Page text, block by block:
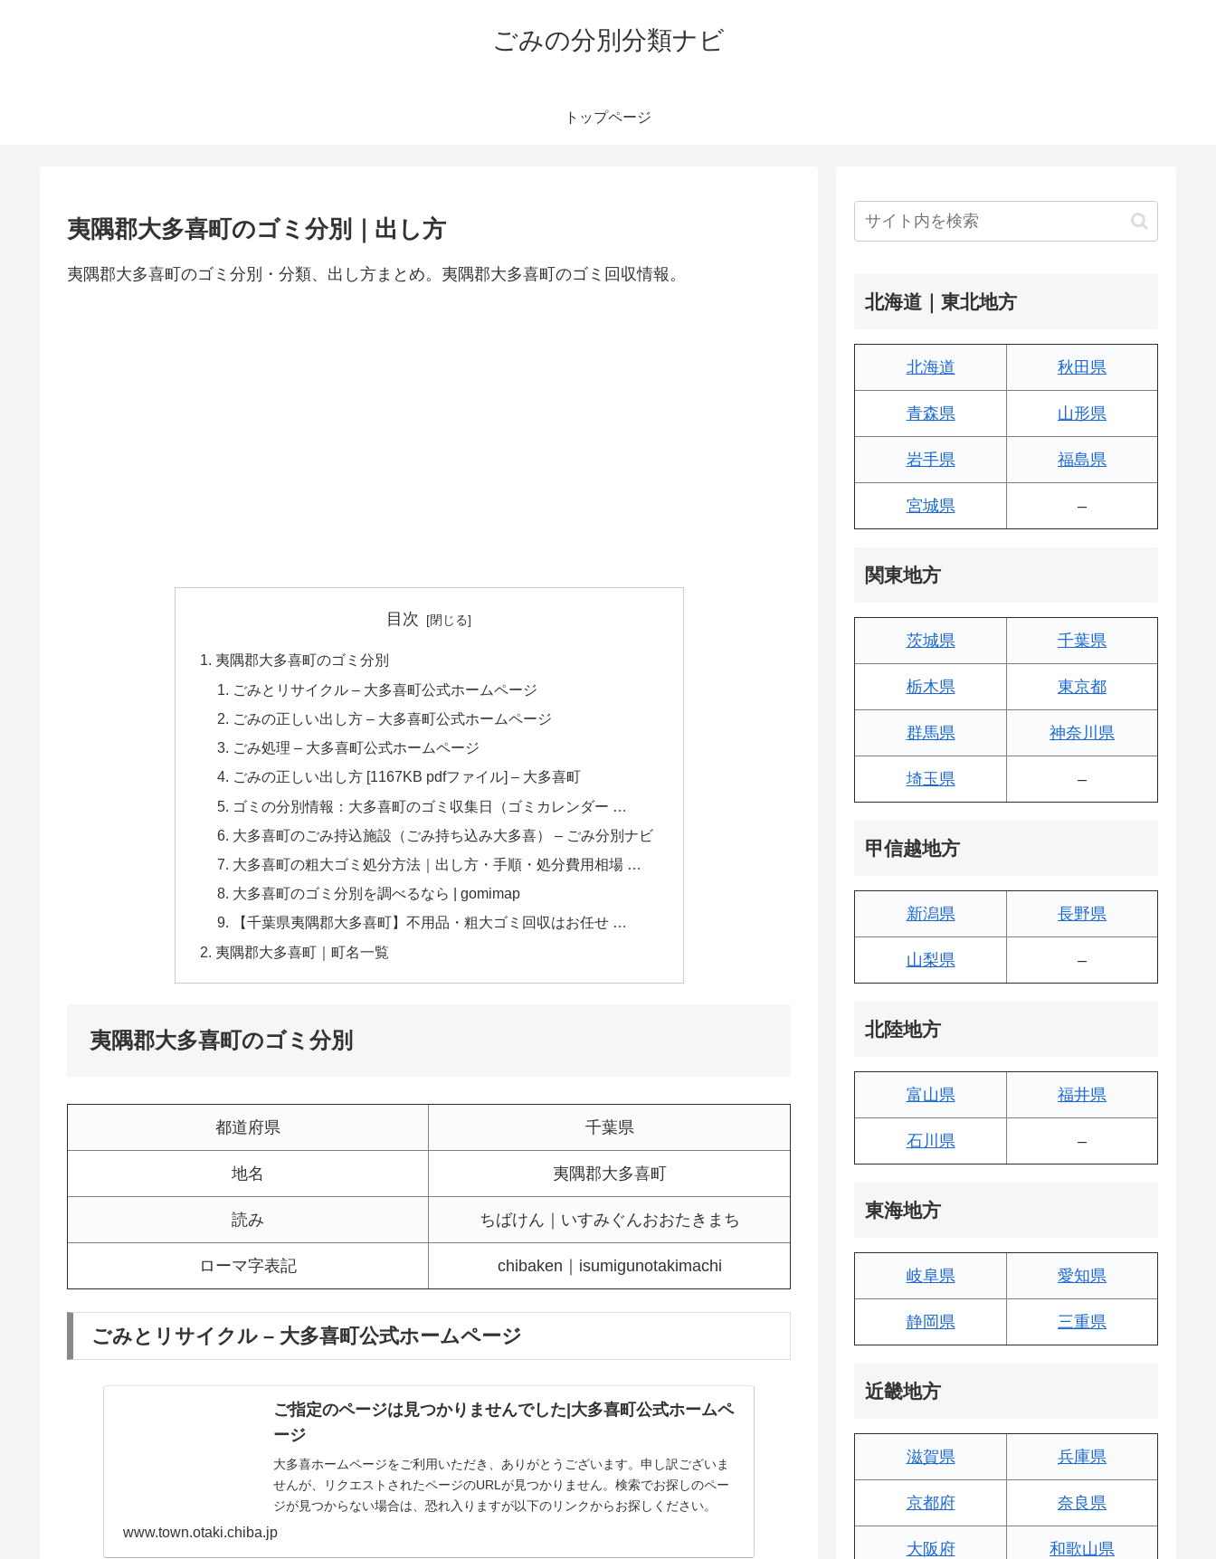
ごみの分別分類ナビ
トップページ
夷隅郡大多喜町のゴミ分別｜出し方
夷隅郡大多喜町のゴミ分別・分類、出し方まとめ。夷隅郡大多喜町のゴミ回収情報。
目次
夷隅郡大多喜町のゴミ分別
ごみとリサイクル – 大多喜町公式ホームページ
ごみの正しい出し方 – 大多喜町公式ホームページ
ごみ処理 – 大多喜町公式ホームページ
ごみの正しい出し方 [1167KB pdfファイル] – 大多喜町
ゴミの分別情報：大多喜町のゴミ収集日（ゴミカレンダー …
大多喜町のごみ持込施設（ごみ持ち込み大多喜） – ごみ分別ナビ
大多喜町の粗大ゴミ処分方法｜出し方・手順・処分費用相場 …
大多喜町のゴミ分別を調べるなら | gomimap
【千葉県夷隅郡大多喜町】不用品・粗大ゴミ回収はお任せ …
夷隅郡大多喜町｜町名一覧
夷隅郡大多喜町のゴミ分別
都道府県 千葉県
地名 夷隅郡大多喜町
読み ちばけん｜いすみぐんおおたきまち
ローマ字表記 chibaken｜isumigunotakimachi
ごみとリサイクル – 大多喜町公式ホームページ
ご指定のページは見つかりませんでした|大多喜町公式ホームペ
ージ
大多喜ホームページをご利用いただき、ありがとうございます。申し訳ございま
せんが、リクエストされたページのURLが見つかりません。検索でお探しのペー
ジが見つからない場合は、恐れ入りますが以下のリンクからお探しください。
www.town.otaki.chiba.jp
北海道｜東北地方
北海道 秋田県
青森県 山形県
岩手県 福島県
宮城県 –
関東地方
茨城県 千葉県
栃木県 東京都
群馬県 神奈川県
埼玉県 –
甲信越地方
新潟県 長野県
山梨県 –
北陸地方
富山県 福井県
石川県 –
東海地方
岐阜県 愛知県
静岡県 三重県
近畿地方
滋賀県 兵庫県
京都府 奈良県
大阪府 和歌山県